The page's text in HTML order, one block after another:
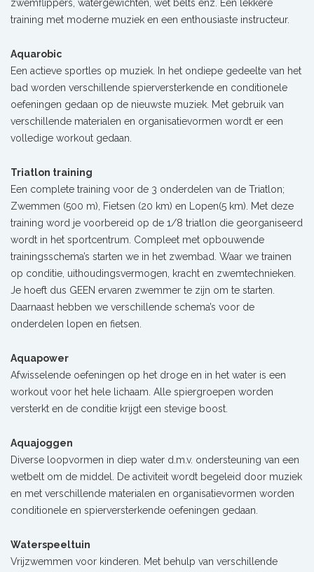
zwemflippers, watergewichten, wet belts enz. Een lekkere
training met moderne muziek en een enthousiaste instructeur.
Aquarobic
Een actieve sportles op muziek. In het ondiepe gedeelte van het
bad worden verschillende spierversterkende en conditionele
oefeningen gedaan op de nieuwste muziek. Met gebruik van
verschillende materialen en organisatievormen wordt er een
volledige workout gedaan.
Triatlon training
Een complete training voor de 3 onderdelen van de Triatlon;
Zwemmen (500 m), Fietsen (20 km) en Lopen(5 km). Met deze
training word je voorbereid op de 1/8 triatlon die georganiseerd
wordt in het sportcentrum. Compleet met opbouwende
trainingsschema’s starten we in het zwembad. Waar we trainen
op conditie, uithoudingsvermogen, kracht en zwemtechnieken.
Je hoeft dus GEEN ervaren zwemmer te zijn om te starten.
Daarnaast hebben we verschillende schema’s voor de
onderdelen lopen en fietsen.
Aquapower
Afwisselende oefeningen op het droge en in het water is een
workout voor het hele lichaam. Alle spiergroepen worden
versterkt en de conditie krijgt een stevige boost.
Aquajoggen
Diverse loopvormen in diep water d.m.v. ondersteuning van een
wetbelt om de middel. De activiteit wordt begeleid door muziek
en met verschillende materialen en organisatievormen worden
conditionele en spierversterkende oefeningen gedaan.
Waterspeeltuin
Vrijzwemmen voor kinderen. Met behulp van verschillende